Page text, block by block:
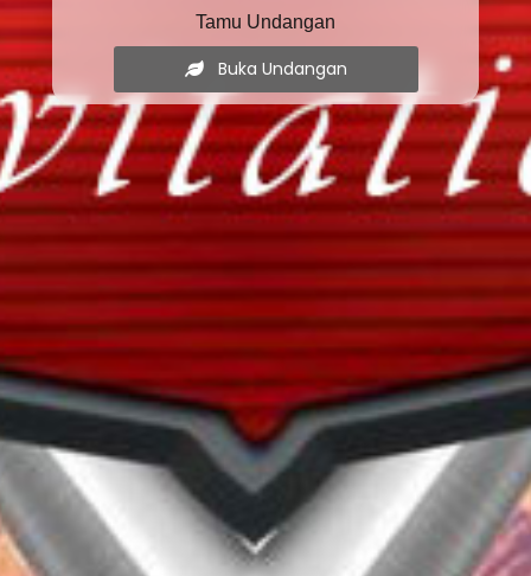
Tamu Undangan
Buka Undangan